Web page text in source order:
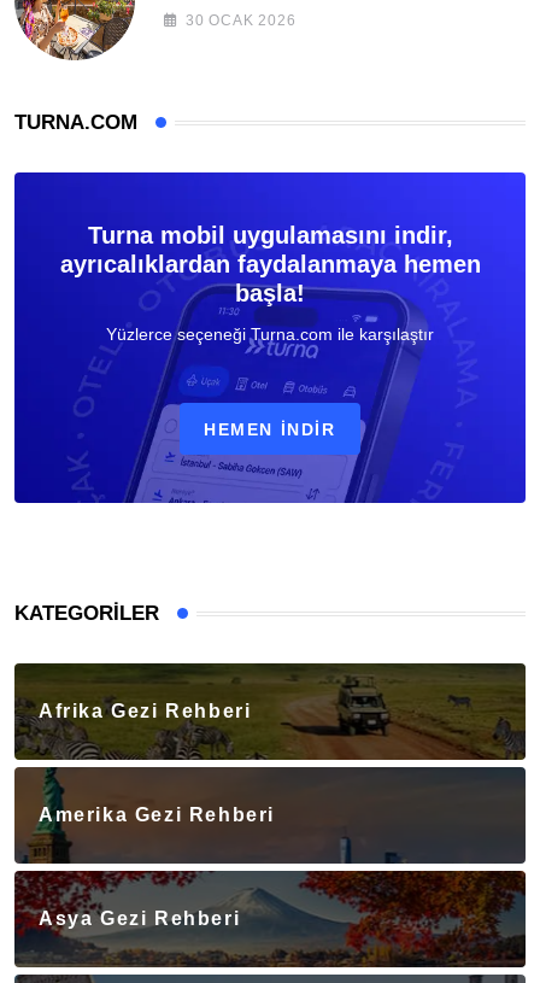
30 OCAK 2026
TURNA.COM
Turna mobil uygulamasını indir,
ayrıcalıklardan faydalanmaya hemen
başla!
Yüzlerce seçeneği Turna.com ile karşılaştır
HEMEN İNDIR
KATEGORILER
Afrika Gezi Rehberi
Amerika Gezi Rehberi
Asya Gezi Rehberi